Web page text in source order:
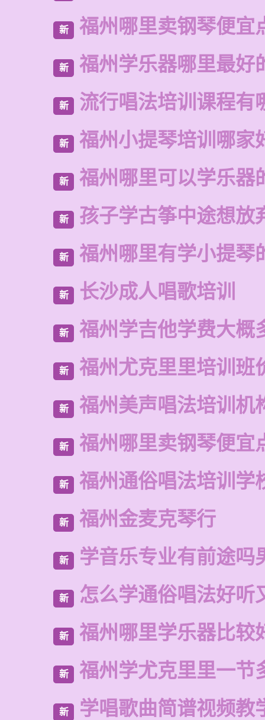
新 福州哪里卖钢琴便宜
新 福州学乐器哪里最好
新 流行唱法培训课程有
新 福州小提琴培训哪家
新 福州哪里可以学乐器
新 孩子学古筝中途想放
新 福州哪里有学小提琴
新 长沙成人唱歌培训
新 福州学吉他学费大概
新 福州尤克里里培训班
新 福州美声唱法培训机
新 福州哪里卖钢琴便宜
新 福州通俗唱法培训学
新 福州金麦克琴行
新 学音乐专业有前途吗
新 怎么学通俗唱法好听
新 福州哪里学乐器比较
新 福州学尤克里里一节
新 学唱歌曲简谱视频教